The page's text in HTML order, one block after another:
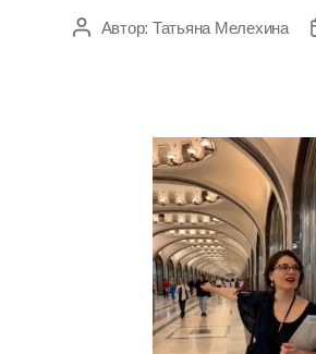
АвторАвтор: Татьяна Мелехина